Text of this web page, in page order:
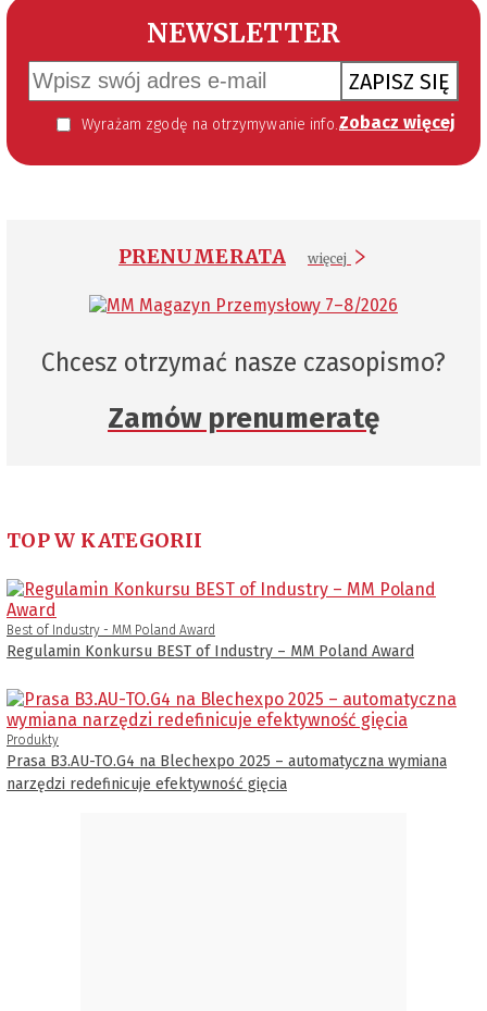
NEWSLETTER
ZAPISZ SIĘ
Wyrażam zgodę na otrzymywanie informacji handlowej kierowanej do mnie za pomocą środków komunikacji elektronicznej w szczególności poczty elektronicznej zgodnie z przepisem art. 10 ust 2 ustawy z dnia 18 lipca 2002 roku o świadczeniu usług drogą elektroniczną (Dz. U. 144 z 2002 r. poz. 1204). Zgoda jest dobrowolna, jednak jej wyrażenie jest konieczne, aby otrzymywać newsletter. Zobacz więcej
PRENUMERATA więcej
Chcesz otrzymać nasze czasopismo?
Zamów prenumeratę
TOP W KATEGORII
Best of Industry - MM Poland Award
Regulamin Konkursu BEST of Industry – MM Poland Award
Produkty
Prasa B3.AU-TO.G4 na Blechexpo 2025 – automatyczna wymiana
narzędzi redefinicuje efektywność gięcia